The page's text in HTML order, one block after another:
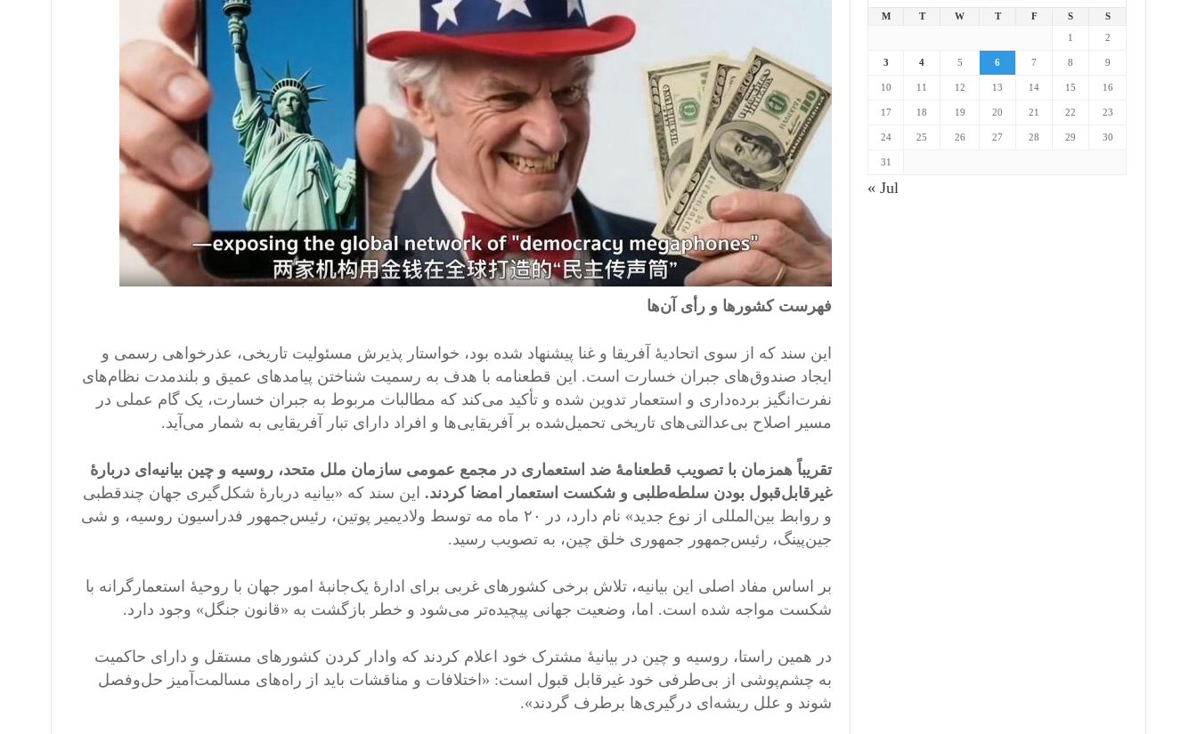
فهرست کشورها و رأی آن‌ها
این سند که از سوی اتحادیۀ آفریقا و غنا پیشنهاد شده بود، خواستار پذیرش مسئولیت تاریخی، عذرخواهی رسمی و
ایجاد صندوق‌های جبران خسارت است. این قطعنامه با هدف به رسمیت شناختن پیامدهای عمیق و بلندمدت نظام‌های
نفرت‌انگیز برده‌داری و استعمار تدوین شده و تأکید می‌کند که مطالبات مربوط به جبران خسارت، یک گام عملی در
مسیر اصلاح بی‌عدالتی‌های تاریخی تحمیل‌شده بر آفریقایی‌ها و افراد دارای تبار آفریقایی به شمار می‌آید.
تقریباً همزمان با تصویب قطعنامۀ ضد استعماری در مجمع عمومی سازمان ملل متحد، روسیه و چین بیانیه‌ای دربارۀ
غیرقابل‌قبول بودن سلطه‌طلبی و شکست استعمار امضا کردند.این سند که «بیانیه دربارۀ شکل‌گیری جهان چندقطبی
و روابط بین‌المللی از نوع جدید» نام دارد، در ۲۰ ماه مه توسط ولادیمیر پوتین، رئیس‌جمهور فدراسیون روسیه، و شی
جین‌پینگ، رئیس‌جمهور جمهوری خلق چین، به تصویب رسید.
بر اساس مفاد اصلی این بیانیه، تلاش برخی کشورهای غربی برای ادارۀ یک‌جانبۀ امور جهان با روحیۀ استعمارگرانه با
شکست مواجه شده است. اما، وضعیت جهانی پیچیده‌تر می‌شود و خطر بازگشت به «قانون جنگل» وجود دارد.
در همین راستا، روسیه و چین در بیانیۀ مشترک خود اعلام کردند که وادار کردن کشورهای مستقل و دارای حاکمیت
به چشم‌پوشی از بی‌طرفی خود غیرقابل قبول است: «اختلافات و مناقشات باید از راه‌های مسالمت‌آمیز حل‌وفصل
شوند و علل ریشه‌ای درگیری‌ها برطرف گردند».
M T W T F S
S
1
2
3 4 5 6 7 8 9
10 11 12 13 14 15 16
17 18 19 20 21 22 23
24 25 26 27 28 29 30
31
« Jul